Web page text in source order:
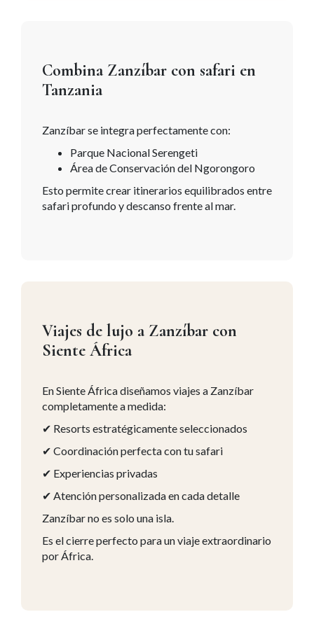
Combina Zanzíbar con safari en
Tanzania
Zanzíbar se integra perfectamente con:
Parque Nacional Serengeti
Área de Conservación del Ngorongoro
Esto permite crear itinerarios equilibrados entre
safari profundo y descanso frente al mar.
Viajes de lujo a Zanzíbar con
Siente África
En Siente África diseñamos viajes a Zanzíbar
completamente a medida:
✔ Resorts estratégicamente seleccionados
✔ Coordinación perfecta con tu safari
✔ Experiencias privadas
✔ Atención personalizada en cada detalle
Zanzíbar no es solo una isla.
Es el cierre perfecto para un viaje extraordinario
por África.